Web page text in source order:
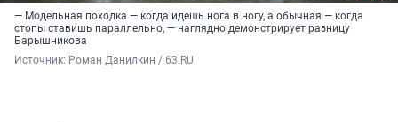
— Модельная походка — когда идешь нога в ногу, а обычная — когда
стопы ставишь параллельно, — наглядно демонстрирует разницу
Барышникова
Источник: Роман Данилкин / 63.RU